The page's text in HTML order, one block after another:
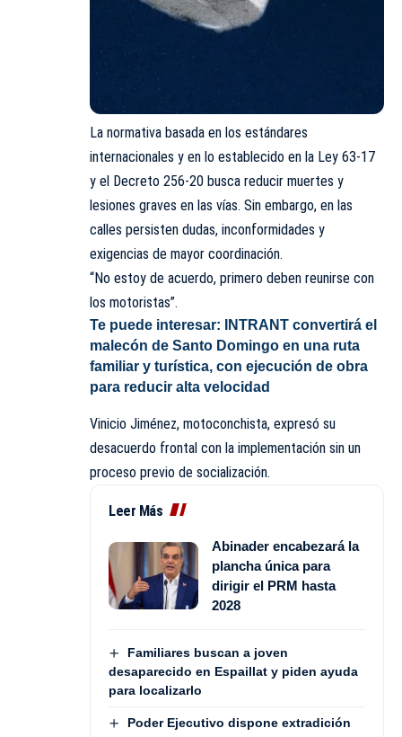
La normativa basada en los estándares
internacionales y en lo establecido en la Ley 63-17
y el Decreto 256-20 busca reducir muertes y
lesiones graves en las vías. Sin embargo, en las
calles persisten dudas, inconformidades y
exigencias de mayor coordinación.
“No estoy de acuerdo, primero deben reunirse con
los motoristas”.
Te puede interesar:
INTRANT convertirá el
malecón de Santo Domingo en una ruta
familiar y turística, con ejecución de obra
para reducir alta velocidad
Vinicio Jiménez, motoconchista, expresó su
desacuerdo frontal con la implementación sin un
proceso previo de socialización.
Leer Más
Abinader encabezará la
plancha única para
dirigir el PRM hasta
2028
Familiares buscan a joven
desaparecido en Espaillat y piden ayuda
para localizarlo
Poder Ejecutivo dispone extradición